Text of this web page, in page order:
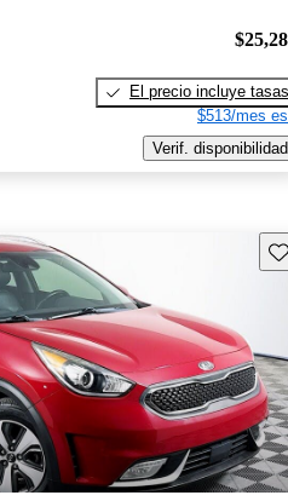
El precio incluye tasas
$513/mes
Verif. disponibilidad